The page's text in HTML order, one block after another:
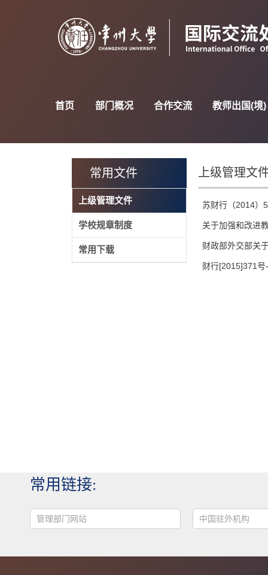
首页 部门概况 合作交流 教师出国(境)
常用文件
上级管理文件
学校规章制度
常用下载
上级管理文
苏财行（2014）
关于加强和改进
财政部外交部关
财行[2015]371
常用链接:
管理部门网站 中国驻外机构